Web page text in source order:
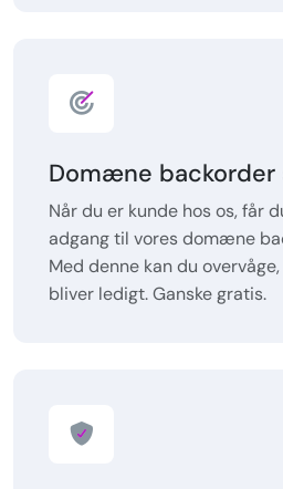
Domæne backorder
Når du er kunde hos os, får
adgang til vores domæne
Med denne kan du
bliver ledigt. Ganske gratis.